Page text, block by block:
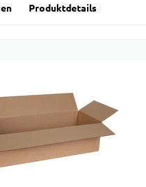
Produktdetails